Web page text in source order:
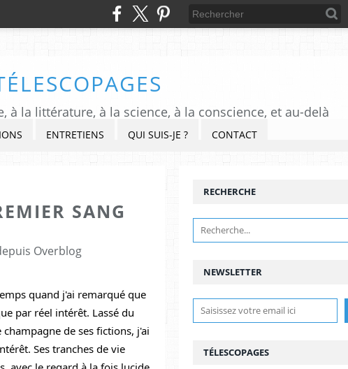
à la littérature, à la science, à la conscience, et au-delà
ENTRETIENS QUI SUIS-JE ? CONTACT
SANG
Overblog
quand j'ai remarqué que
par réel intérêt. Lassé du
de ses fictions, j'ai
Ses tranches de vie
NEWSLETTER
RECHERCHE
TÉLESCOPAGES